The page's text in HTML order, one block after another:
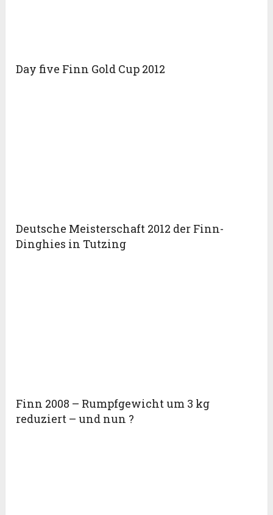
Day five Finn Gold Cup 2012
Deutsche Meisterschaft 2012 der Finn-
Dinghies in Tutzing
Finn 2008 – Rumpfgewicht um 3 kg
reduziert – und nun ?